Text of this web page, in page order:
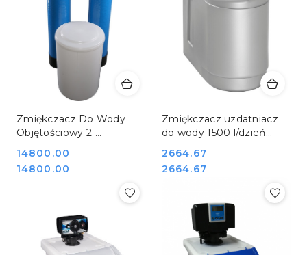
Zmiękczacz Do Wody
Objętościowy 2-
Kg Mijar DUPLEX 100
Cena:
14800.00
Cena:
14800.00
Zmiękczacz uzdatniacz
do wody 1500 l/dzień
109901
Cena:
2664.67
Cena:
2664.67